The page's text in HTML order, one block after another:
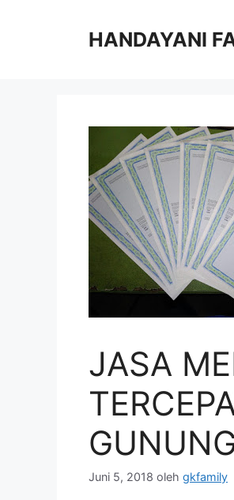
HANDAYANI
JASA
Juni 5, 2018 oleh gkfamily